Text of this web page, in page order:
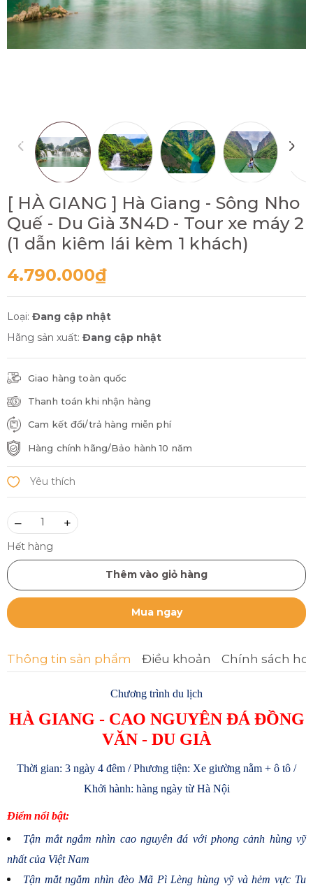
[ HÀ GIANG ] Hà Giang - Sông Nho
Quế - Du Già 3N4D - Tour xe máy 2
(1 dẫn kiêm lái kèm 1 khách)
4.790.000₫
Loại: Đang cập nhật
Hãng sản xuất: Đang cập nhật
Giao hàng toàn quốc
Thanh toán khi nhận hàng
Cam kết đổi/trả hàng miễn phí
Hàng chính hãng/Bảo hành 10 năm
– +
Hết hàng
Thêm vào giỏ hàng
Mua ngay
Thông tin sản phẩm Điều khoản Chính sách
Chương trình du lịch
HÀ GIANG - CAO NGUYÊN ĐÁ ĐỒNG
VĂN - DU GIÀ
Thời gian: 3 ngày 4 đêm / Phương tiện: Xe giường nằm + ô tô /
Khởi hành: hàng ngày từ Hà Nội
Điểm nổi bật:
Tận mắt ngắm nhìn cao nguyên đá với phong cảnh hùng vỹ
nhất của Việt Nam
Tận mắt ngắm nhìn đèo Mã Pì Lèng hùng vỹ và hẻm vực Tu